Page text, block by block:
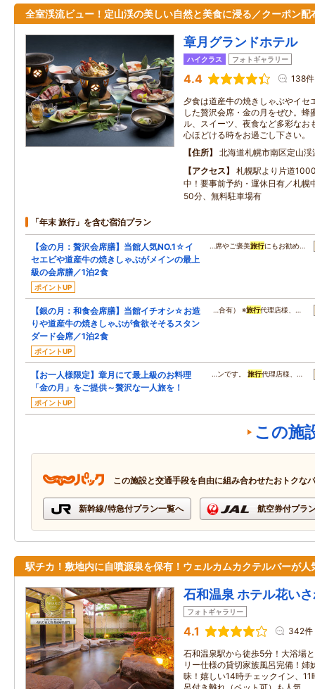
全室渓流ビュー！定山渓の美しい自然と美食に浸る／クーポン配
章月グランドホテル
ハイクラス フォトギャラリー
4.4 138件
夕食は道産牛の焼きしゃぶやイセ
した贅沢会席・金の月をぜひ。蜂
ル、スイーツ、夜食など多彩なお
心ほどける時をお過ごし下さい。
住所
北海道札幌市南区定山
アクセス
札幌駅より片道
中！要事前予約・運休日有／札幌
50分、無料駐車場有
「年末 旅行」を含む宿泊プラン
【金の月：贅沢会席膳】当館人気NO.1☆イ
セエビや道産牛の焼きしゃぶがメインの最上
級の会席膳／1泊2食
ポイントUP
…席やご褒美旅行にもお勧め…
【銀の月：和食会席膳】当館イチオシ☆お造
りや道産牛の焼きしゃぶが食欲そそるスタン
ダード会席／1泊2食
ポイントUP
…合有） ※旅行代理店様、…
【お一人様限定】章月にて最上級のお料理
「金の月」をご提供～贅沢な一人旅を！
ポイントUP
…ンです。旅行代理店様、…
この施
この施設と交通手段を自由に組み合わせたおトクな
新幹線/特急付プラン一覧へ 航空券付プラ
駅チカ！敷地内に自噴源泉を保有！ウェルカムカクテルバーが人
石和温泉 ホテル花い
フォトギャラリー
4.1 342件
石和温泉駅から徒歩5分！大浴場
リー仕様の貸切家族風呂完備！姉
昧！嬉しい14時チェックイン、